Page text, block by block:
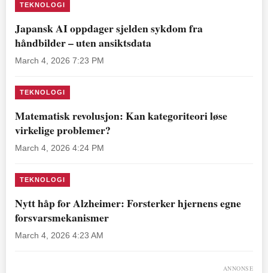
TEKNOLOGI
Japansk AI oppdager sjelden sykdom fra
håndbilder – uten ansiktsdata
March 4, 2026 7:23 PM
TEKNOLOGI
Matematisk revolusjon: Kan kategoriteori løse
virkelige problemer?
March 4, 2026 4:24 PM
TEKNOLOGI
Nytt håp for Alzheimer: Forsterker hjernens egne
forsvarsmekanismer
March 4, 2026 4:23 AM
ANNONSE